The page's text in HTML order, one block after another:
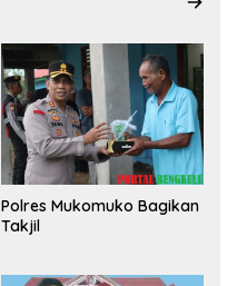
Polres Mukomuko Bagikan
Takjil